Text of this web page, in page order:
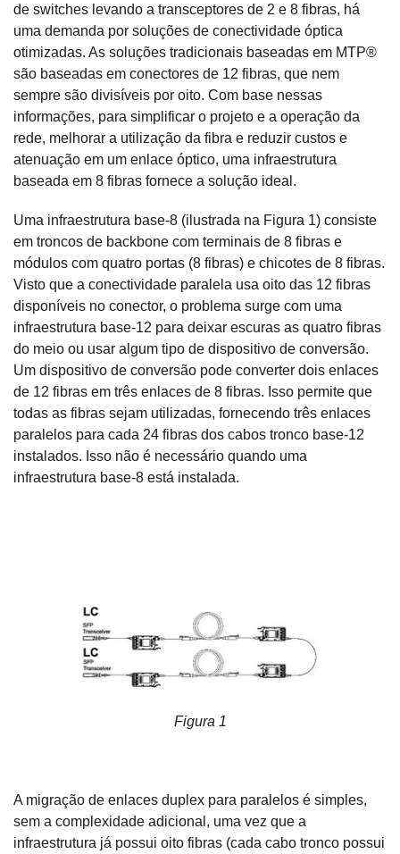
de switches levando a transceptores de 2 e 8 fibras, há
uma demanda por soluções de conectividade óptica
otimizadas. As soluções tradicionais baseadas em MTP®
são baseadas em conectores de 12 fibras, que nem
sempre são divisíveis por oito. Com base nessas
informações, para simplificar o projeto e a operação da
rede, melhorar a utilização da fibra e reduzir custos e
atenuação em um enlace óptico, uma infraestrutura
baseada em 8 fibras fornece a solução ideal.
Uma infraestrutura base-8 (ilustrada na Figura 1) consiste
em troncos de backbone com terminais de 8 fibras e
módulos com quatro portas (8 fibras) e chicotes de 8 fibras.
Visto que a conectividade paralela usa oito das 12 fibras
disponíveis no conector, o problema surge com uma
infraestrutura base-12 para deixar escuras as quatro fibras
do meio ou usar algum tipo de dispositivo de conversão.
Um dispositivo de conversão pode converter dois enlaces
de 12 fibras em três enlaces de 8 fibras. Isso permite que
todas as fibras sejam utilizadas, fornecendo três enlaces
paralelos para cada 24 fibras dos cabos tronco base-12
instalados. Isso não é necessário quando uma
infraestrutura base-8 está instalada.
Figura 1
A migração de enlaces duplex para paralelos é simples,
sem a complexidade adicional, uma vez que a
infraestrutura já possui oito fibras (cada cabo tronco possui